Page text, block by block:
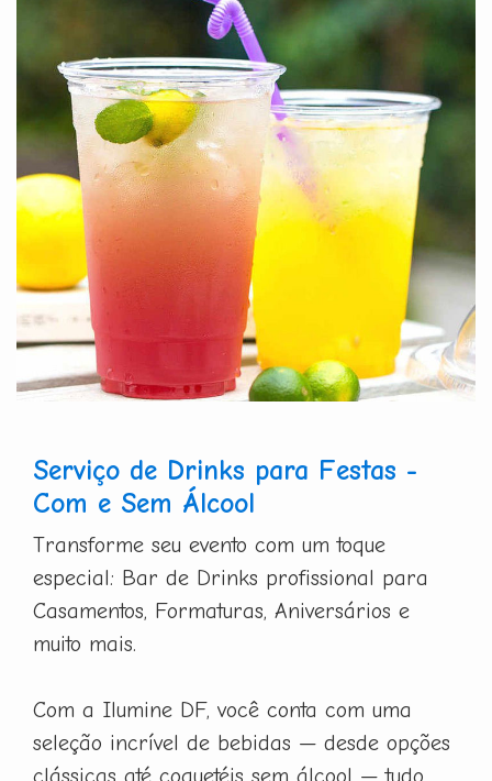
Serviço de Drinks para Festas -
Com e Sem Álcool
Transforme seu evento com um toque
especial: Bar de Drinks profissional para
Casamentos, Formaturas, Aniversários e
muito mais.
Com a Ilumine DF, você conta com uma
seleção incrível de bebidas — desde opções